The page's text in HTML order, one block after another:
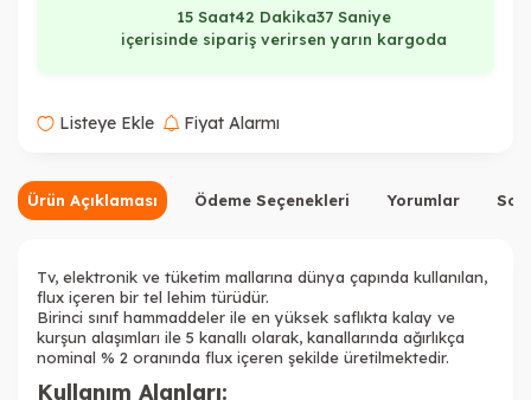
15 Saat42 Dakika37 Saniye
içerisinde sipariş verirsen yarın kargoda
Listeye Ekle Fiyat Alarmı
Ürün Açıklaması Ödeme Seçenekleri Yorumlar
Tv, elektronik ve tüketim mallarına dünya çapında kullanılan,
flux içeren bir tel lehim türüdür.
Birinci sınıf hammaddeler ile en yüksek saflıkta kalay ve
kurşun alaşımları ile 5 kanallı olarak, kanallarında ağırlıkça
nominal % 2 oranında flux içeren şekilde üretilmektedir.
Kullanım Alanları: